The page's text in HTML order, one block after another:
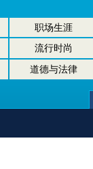
职场生涯
流行时尚
道德与法律